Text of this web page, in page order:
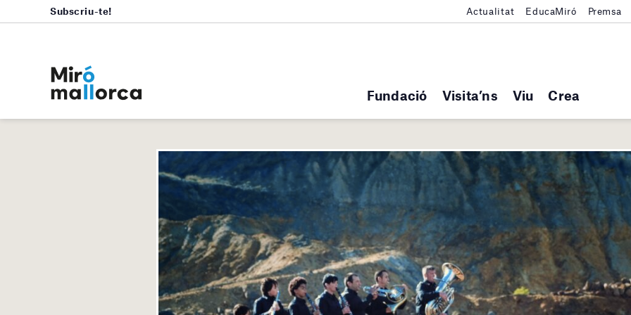
Fundació Visita’ns Viu Crea
Subscriu-te! Actualitat EducaMiró Premsa